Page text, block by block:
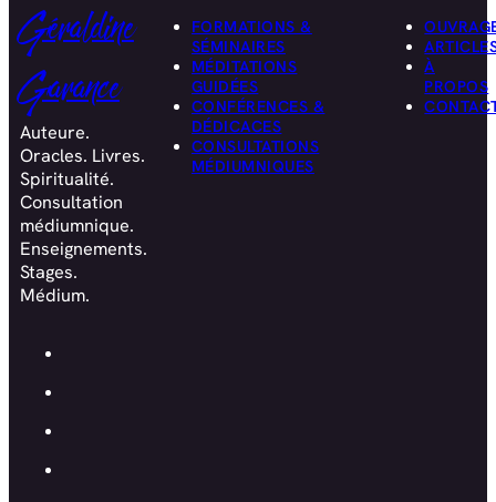
Géraldine
Garance
Auteure.
Oracles. Livres.
Spiritualité.
Consultation
médiumnique.
Enseignements.
Stages.
Médium.
FORMATIONS &
SÉMINAIRES
MÉDITATIONS
GUIDÉES
CONFÉRENCES &
DÉDICACES
CONSULTATIONS
MÉDIUMNIQUES
À
PROPOS